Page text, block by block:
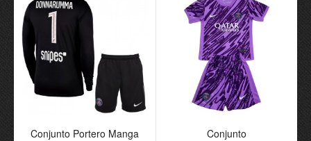
Germain 2025-26 - Niño
76.55€
Paris Saint-Germain
Gianluigi Donnarumma 1
2025-26 - Hombre
76.55€ 31.90€
Conjunto Portero Manga
Conjunto